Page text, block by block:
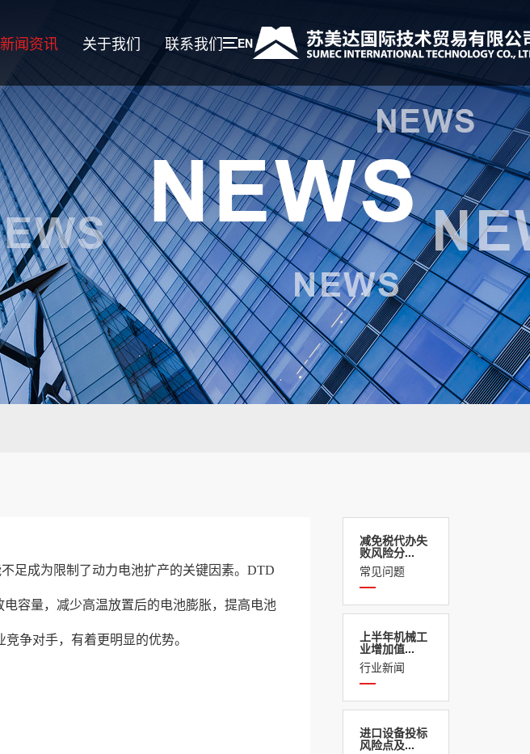
新闻资讯 关于我们 联系我们 EN
减免税代办失
败风险分...
常见问题
上半年机械工
业增加值...
行业新闻
进口设备投标
风险点及...
足成为限制了动力电池扩产的关键因素。DTD
容量，减少高温放置后的电池膨胀，提高电池
争对手，有着更明显的优势。